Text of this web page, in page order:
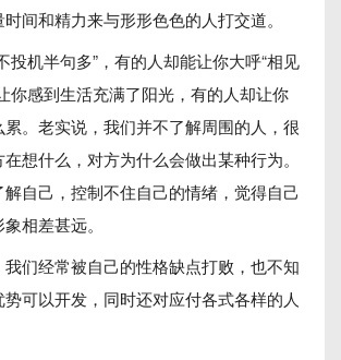
间和精力来与形形色色的人打交道。
投机半句多”，有的人却能让你大呼“相见
你感到生活充满了阳光，有的人却让你
。老实说，我们并不了解周围的人，很
想什么，对方为什么会做出某种行为。
自己，控制不住自己的情绪，觉得自己
相差甚远。
们经常被自己的性格缺点打败，也不知
可以开发，同时还对应付各式各样的人